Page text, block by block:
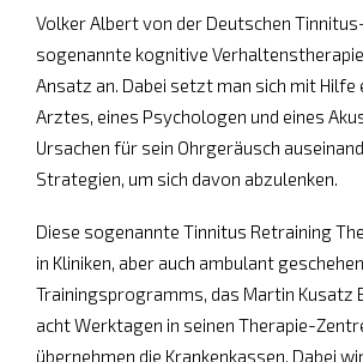
Volker Albert von der Deutschen
sogenannte kognitive
Ansatz an. Dabei setzt man sich mit Hilfe
Arztes, eines Psychologen und eines
Ursachen für sein Ohrgeräusch
Strategien, um sich davon abzulenken.
Diese sogenannte Tinnitus Retraining
in Kliniken, aber auch ambulant
Trainingsprogramms, das Martin Kusatz
acht Werktagen in seinen Therapie-
übernehmen die Krankenkassen. Dabei